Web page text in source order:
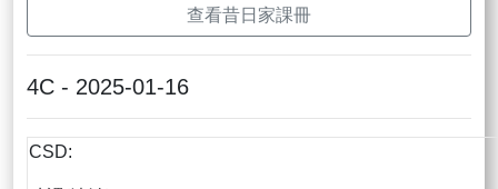
查看昔日家課冊
4C - 2025-01-16
CSD: